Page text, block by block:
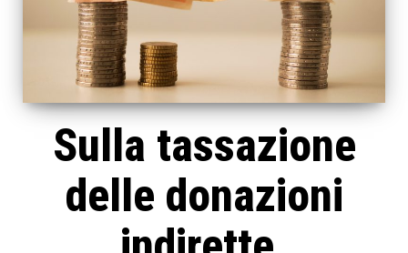
Sulla tassazione
delle donazioni